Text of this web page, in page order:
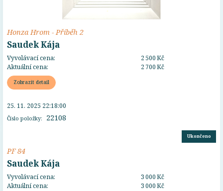
Honza Hrom - Příběh 2
Saudek Kája
Vyvolávací cena:
2 500 Kč
Aktuální cena:
2 700 Kč
Zobrazit detail
Číslo položky: 22108
25. 11. 2025 22:18:00
Ukončeno
PF 84
Saudek Kája
Vyvolávací cena:
3 000 Kč
Aktuální cena:
3 000 Kč